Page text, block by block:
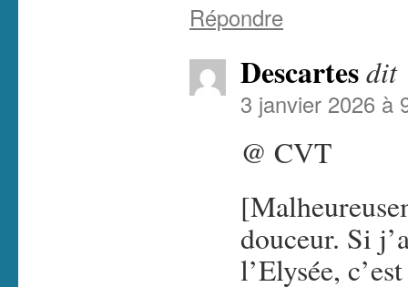
Répondre
Descartesdit
3 janvier 2026 à
@ CVT
douceur. Si
l’Elysée,